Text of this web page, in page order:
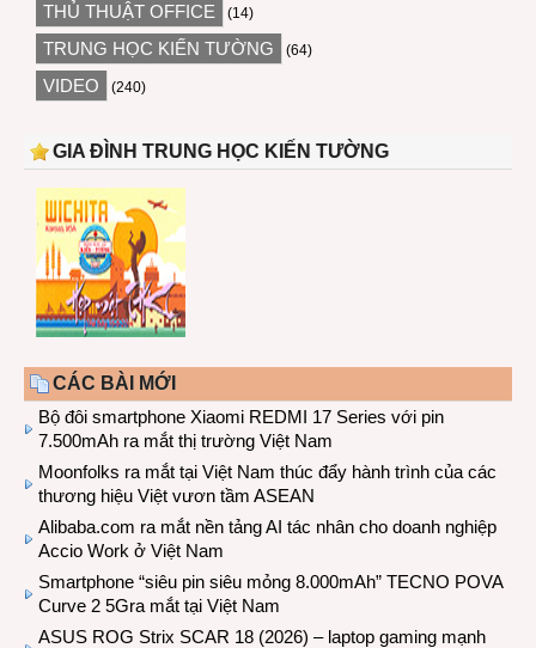
THỦ THUẬT OFFICE (14)
TRUNG HỌC KIẾN TƯỜNG (64)
VIDEO (240)
GIA ĐÌNH TRUNG HỌC KIẾN TƯỜNG
CÁC BÀI MỚI
Bộ đôi smartphone Xiaomi REDMI 17 Series với pin
7.500mAh ra mắt thị trường Việt Nam
Moonfolks ra mắt tại Việt Nam thúc đẩy hành trình của các
thương hiệu Việt vươn tầm ASEAN
Alibaba.com ra mắt nền tảng AI tác nhân cho doanh nghiệp
Accio Work ở Việt Nam
Smartphone “siêu pin siêu mỏng 8.000mAh” TECNO POVA
Curve 2 5Gra mắt tại Việt Nam
ASUS ROG Strix SCAR 18 (2026) – laptop gaming mạnh